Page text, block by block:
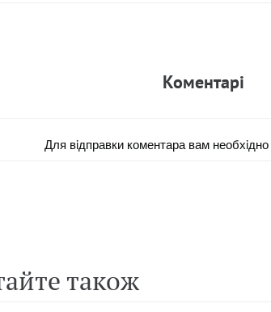
Коментарi
Для вiдправки коментара вам необхiдно
також